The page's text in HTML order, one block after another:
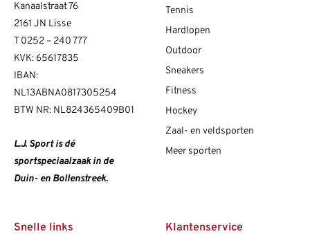
Kanaalstraat 76
2161 JN Lisse
T 0252 – 240 777
KVK: 65617835
IBAN:
NL13ABNA0817305254
BTW NR: NL824365409B01
L.J. Sport is dé
sportspeciaalzaak in de
Duin- en Bollenstreek.
Tennis
Hardlopen
Outdoor
Sneakers
Fitness
Hockey
Zaal- en veldsporten
Meer sporten
Snelle links Klantenservice